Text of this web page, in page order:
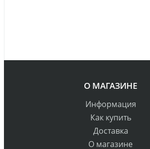
О МАГАЗИНЕ
Информация
Как купить
Доставка
О магазине